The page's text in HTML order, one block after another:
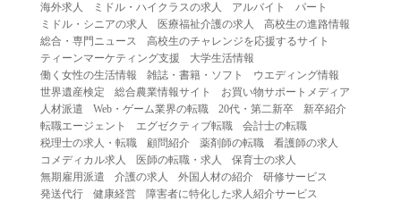
る行為
（２）第三者になりすまして本サービスを利用する行為
（３）当社または第三者の著作権等の知的財産権、プライ
バシー、その他の権利を侵害する行為
（４）当社または第三者を誹謗中傷する行為
（５）当社または第三者に不利益を与える行為
（６）営利を目的とした行為
（７）政治・選挙・宗教活動またはそれらに類する行為
（８）本サービスの運営を妨害する行為
海外求人
ミドル・ハイクラスの求人 アルバイト
パート
ミドル・シニアの求人
医療福祉介護の求人
高校生の進路情報
総合・専門ニュース
高校生のチャレンジを応援するサイト
ティーンマーケティング支援
大学生活情報
働く女性の生活情報
雑誌・書籍・ソフト
ウエディング情報
世界遺産検定
総合農業情報サイト
お買い物サポートメディア
人材派遣
Web・ゲーム業界の転職 20代・第二新卒
新卒紹介
転職エージェント
エグゼクティブ転職
会計士の転職
税理士の求人・転職
顧問紹介 薬剤師の転職
看護師の求人
コメディカル求人
医師の転職・求人
保育士の求人
無期雇用派遣
介護の求人 外国人材の紹介
研修サービス
発送代行
健康経営
障害者に特化した求人紹介サービス